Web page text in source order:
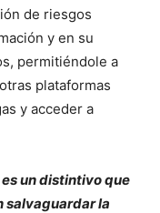
de riesgos
y en su
permitiéndole a
plataformas
y acceder a
un distintivo que
salvaguardar la